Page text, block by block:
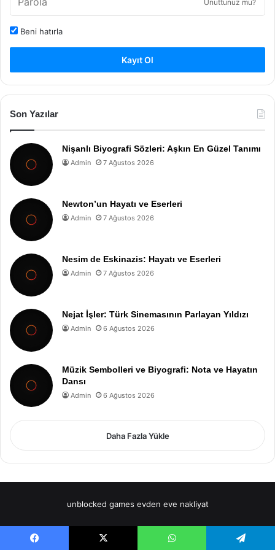
Unuttunuz mu?
Beni hatırla
Kayıt Ol
Son Yazılar
Nişanlı Biyografi Sözleri: Aşkın En Güzel Tanımı
Admin 7 Ağustos 2026
Newton’un Hayatı ve Eserleri
Admin 7 Ağustos 2026
Nesim de Eskinazis: Hayatı ve Eserleri
Admin 7 Ağustos 2026
Nejat İşler: Türk Sinemasının Parlayan Yıldızı
Admin 6 Ağustos 2026
Müzik Sembolleri ve Biyografi: Nota ve Hayatın
Dansı
Admin 6 Ağustos 2026
Daha Fazla Yükle
unblocked games evden eve nakliyat